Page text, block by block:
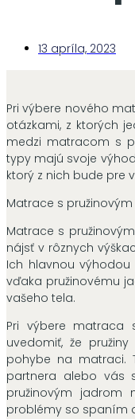
13 apríla, 2023
Pri výbere nového
otázkami, z ktorých
medzi matracom s
typy majú svoje
ktorý z nich bude pre
Matrace s
Matrace s
nájsť v rôznych
Ich hlavnou
vďaka pružinovému
vašeho tela.
Pri výbere matraca
uvedomiť, že
pohybe na matraci.
partnera alebo vás
pružinovým jadrom
problémy so spaním